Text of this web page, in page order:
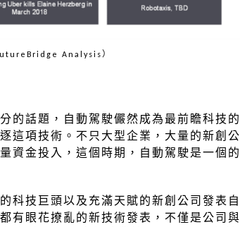
Analysis）
的話題，自動駕駛儼然成為最前瞻科技的
這項技術。不只大型企業，大量的新創公
資金投入，這個時期，自動駕駛是一個的
科技巨頭以及充滿天賦的新創公司發表自
有眼花撩亂的新技術發表，不僅是公司與